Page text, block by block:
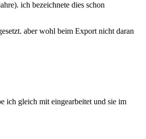
ich bezeichnete dies schon
aber wohl beim Export nicht daran
ich gleich mit eingearbeitet und sie im